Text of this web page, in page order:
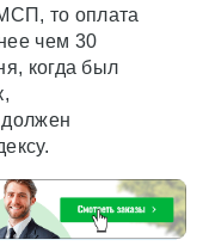
то оплата
чем 30
когда был